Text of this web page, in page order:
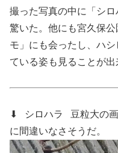
撮った写真の中に「シ
驚いた。他にも宮久保
モ」にも会ったし、ハ
ている姿も見ることが出
⬇ シロハラ 豆粒大の
に間違いなさそうだ。